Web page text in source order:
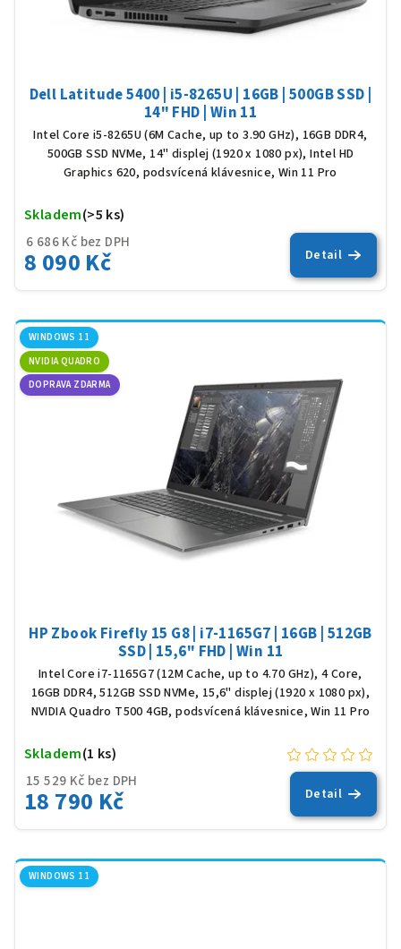
Dell Latitude 5400 | i5-8265U | 16GB | 500GB SSD |
14" FHD | Win 11
Intel Core i5-8265U (6M Cache, up to 3.90 GHz), 16GB DDR4,
500GB SSD NVMe, 14" displej (1920 x 1080 px), Intel HD
Graphics 620, podsvícená klávesnice, Win 11 Pro
6 686 Kč bez DPH
8 090 Kč
Skladem(>5 ks)
5,0
z
5
Detail
WINDOWS 11
NVIDIA QUADRO
DOPRAVA ZDARMA
HP Zbook Firefly 15 G8 | i7-1165G7 | 16GB | 512GB
SSD | 15,6" FHD | Win 11
Intel Core i7-1165G7 (12M Cache, up to 4.70 GHz), 4 Core,
16GB DDR4, 512GB SSD NVMe, 15,6" displej (1920 x 1080 px),
NVIDIA Quadro T500 4GB, podsvícená klávesnice, Win 11 Pro
15 529 Kč bez DPH
18 790 Kč
Skladem(1 ks)
Detail
WINDOWS 11